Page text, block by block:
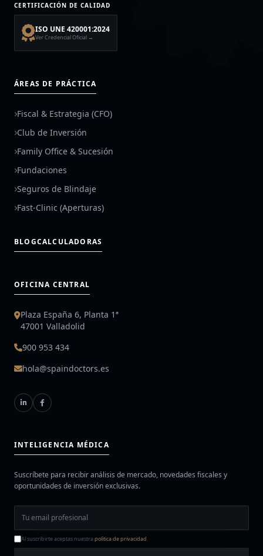
CERTIFICACIÓN DE CALIDAD
ISO UNE 420001:2024
Ver Credencial Oficial →
ÁREAS DE PRÁCTICA
Fiscal & Estrategia (CFO)
Club de Inversión
Family Office & Sucesión
Fundaciones
Seguros de Blindaje
Fast-Clinic (Aperturas)
BLOGCALCULADORAS
OFICINA CENTRAL
Plaza España 6, Planta 1ª
47001 Valladolid
900 953 434
hola@spaindoctors.es
INTELIGENCIA MÉDICA
Suscríbete para recibir análisis de mercado, novedades fiscales y
oportunidades de inversión exclusivas.
Al suscribirte aceptas nuestrapolítica de privacidad.